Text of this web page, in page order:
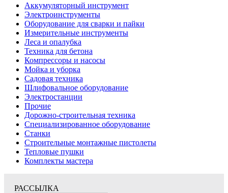
Аккумуляторный инструмент
Электроинструменты
Оборудование для сварки и пайки
Измерительные инструменты
Леса и опалубка
Техника для бетона
Компрессоры и насосы
Мойка и уборка
Садовая техника
Шлифовальное оборудование
Электростанции
Прочие
Дорожно-строительная техника
Специализированное оборудование
Станки
Строительные монтажные пистолеты
Тепловые пушки
Комплекты мастера
РАССЫЛКА